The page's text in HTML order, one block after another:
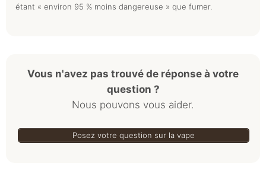
étant « environ 95 % moins dangereuse » que fumer.
Vous n'avez pas trouvé de réponse à votre
question ?
Nous pouvons vous aider.
Posez votre question sur la vape